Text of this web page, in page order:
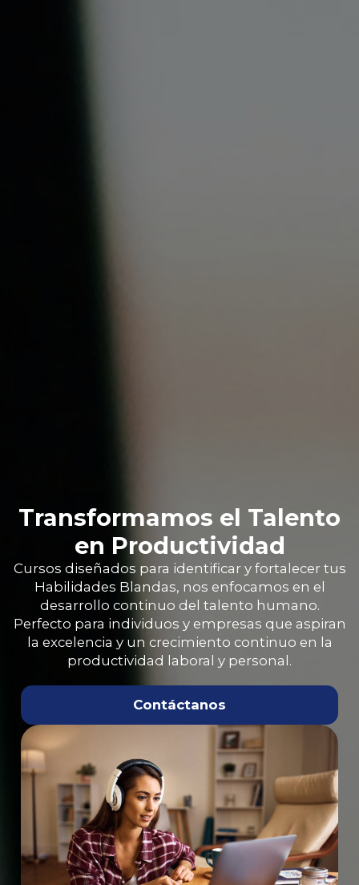
Transformamos el Talento
en Productividad
Cursos diseñados para identificar y fortalecer tus
Habilidades Blandas, nos enfocamos en el
desarrollo continuo del talento humano.
Perfecto para individuos y empresas que aspiran
la excelencia y un crecimiento continuo en la
productividad laboral y personal.
Contáctanos